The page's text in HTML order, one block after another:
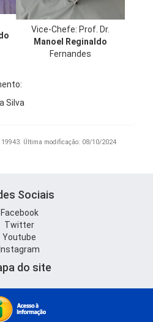
Vice-Chefe: Prof. Dr.
Manoel Reginaldo
Fernandes
Silva
Última modificação: 08/10/2024
Sociais
Facebook
Twitter
Youtube
Instagram
do site